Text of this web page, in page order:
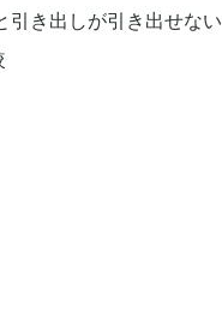
引き出しが引き出せない